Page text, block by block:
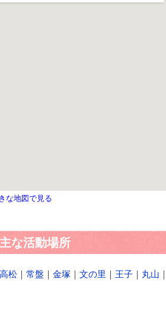
な地図で見る
主な活動場所
高松 ｜ 常盤 ｜ 金塚 ｜ 文の里 ｜ 王子 ｜ 丸山 ｜